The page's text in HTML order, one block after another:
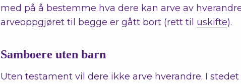
med på å bestemme hva dere kan arve av
arveoppgjøret til begge er gått bort (rett til uskifte).
Samboere uten barn
Uten testament vil dere ikke arve hverandre. I